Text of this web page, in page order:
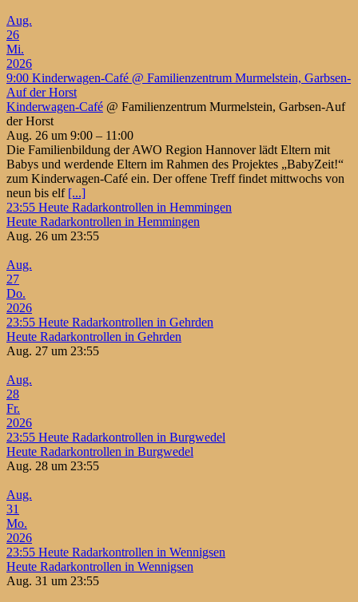
Aug.
26
Mi.
2026
9:00 Kinderwagen-Café @ Familienzentrum Murmelstein, Garbsen-
Auf der Horst
Kinderwagen-Café @ Familienzentrum Murmelstein, Garbsen-Auf
der Horst
Aug. 26 um 9:00 – 11:00
Die Familienbildung der AWO Region Hannover lädt Eltern mit
Babys und werdende Eltern im Rahmen des Projektes „BabyZeit!“
zum Kinderwagen-Café ein. Der offene Treff findet mittwochs von
neun bis elf [...]
23:55 Heute Radarkontrollen in Hemmingen
Heute Radarkontrollen in Hemmingen
Aug. 26 um 23:55
Aug.
27
Do.
2026
23:55 Heute Radarkontrollen in Gehrden
Heute Radarkontrollen in Gehrden
Aug. 27 um 23:55
Aug.
28
Fr.
2026
23:55 Heute Radarkontrollen in Burgwedel
Heute Radarkontrollen in Burgwedel
Aug. 28 um 23:55
Aug.
31
Mo.
2026
23:55 Heute Radarkontrollen in Wennigsen
Heute Radarkontrollen in Wennigsen
Aug. 31 um 23:55